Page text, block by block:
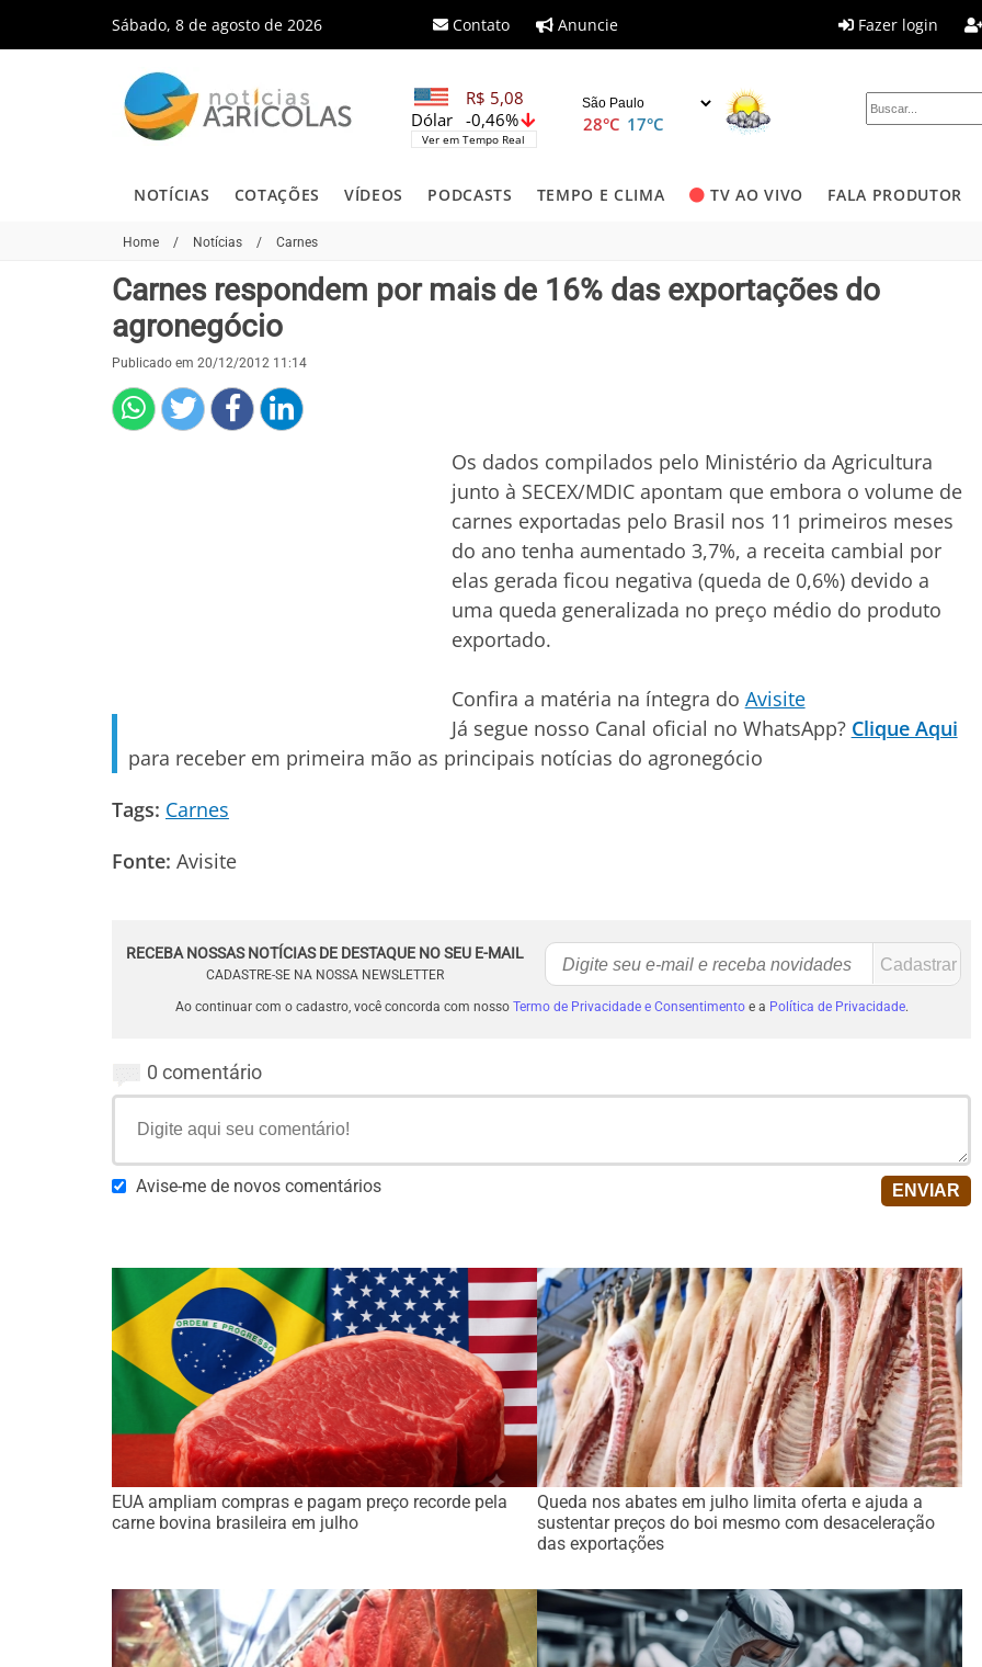
Sábado, 8 de agosto de 2026 Contato Anuncie Fazer login
R$ 5,08
-0,46%
Dólar
Ver em Tempo Real
28°C 17°C
NOTÍCIAS COTAÇÕES VÍDEOS PODCASTS TEMPO E CLIMA TV AO VIVO FALA PRODUTOR
Home / Notícias / Carnes
Carnes respondem por mais de 16% das exportações do
agronegócio
Publicado em 20/12/2012 11:14
Os dados compilados pelo Ministério da Agricultura
junto à SECEX/MDIC apontam que embora o volume de
carnes exportadas pelo Brasil nos 11 primeiros meses
do ano tenha aumentado 3,7%, a receita cambial por
elas gerada ficou negativa (queda de 0,6%) devido a
uma queda generalizada no preço médio do produto
exportado.
Confira a matéria na íntegra do Avisite
Já segue nosso Canal oficial no WhatsApp? Clique Aqui
para receber em primeira mão as principais notícias do agronegócio
Tags: Carnes
Fonte: Avisite
RECEBA NOSSAS NOTÍCIAS DE DESTAQUE NO SEU E-MAIL
CADASTRE-SE NA NOSSA NEWSLETTER
Ao continuar com o cadastro, você concorda com nosso Termo de Privacidade e Consentimentoe a Política de Privacidade.
0 comentário
Avise-me de novos comentários
EUA ampliam compras e pagam preço recorde pela
carne bovina brasileira em julho
Queda nos abates em julho limita oferta e ajuda a
sustentar preços do boi mesmo com desaceleração
das exportações